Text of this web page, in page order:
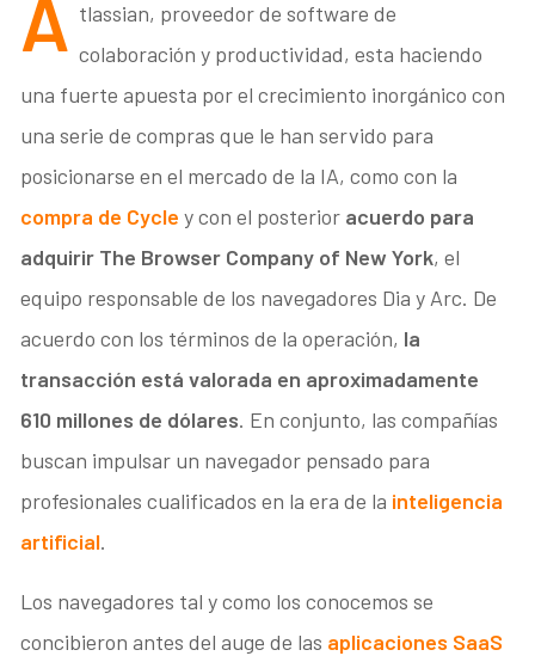
A tlassian, proveedor de software de
colaboración y productividad, esta haciendo
una fuerte apuesta por el crecimiento inorgánico con
una serie de compras que le han servido para
posicionarse en el mercado de la IA, como con la
compra de Cycle y con el posterior acuerdo para
adquirir The Browser Company of New York, el
equipo responsable de los navegadores Dia y Arc. De
acuerdo con los términos de la operación, la
transacción está valorada en aproximadamente
610 millones de dólares. En conjunto, las compañías
buscan impulsar un navegador pensado para
profesionales cualificados en la era de la inteligencia
artificial.
Los navegadores tal y como los conocemos se
concibieron antes del auge de las aplicaciones SaaS